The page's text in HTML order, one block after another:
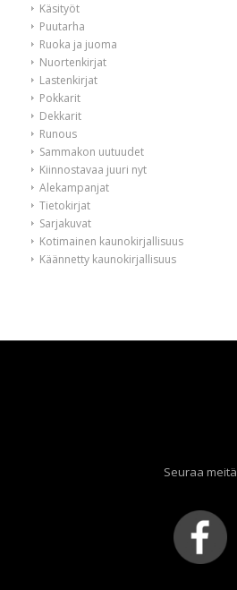
Käsityöt
Puutarha
Ruoka ja juoma
Nuortenkirjat
Lastenkirjat
Pokkarit
Dekkarit
Runous
Sammakon uutuudet
Kiinnostavaa juuri nyt
Alekampanjat
Tietokirjat
Sarjakuvat
Kotimainen kaunokirjallisuus
Käännetty kaunokirjallisuus
Seuraa meitä